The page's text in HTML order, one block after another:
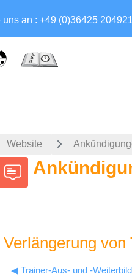
uns an : +49 (0)36425 204921
Website
Verlängerung von
◀︎ Trainer-Aus- und -